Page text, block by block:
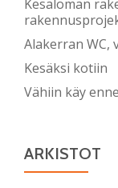
Kesäloman
Alakerran WC,
Kesäksi kotiin
Vähiin käy
ARKISTOT